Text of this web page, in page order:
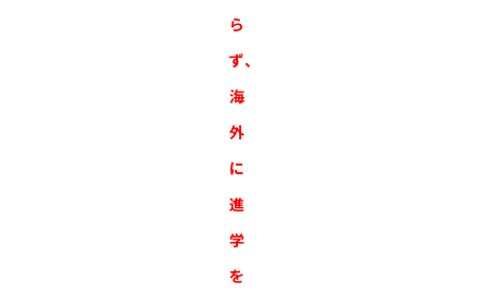
ら
ず、
海
外
に
進
学
を